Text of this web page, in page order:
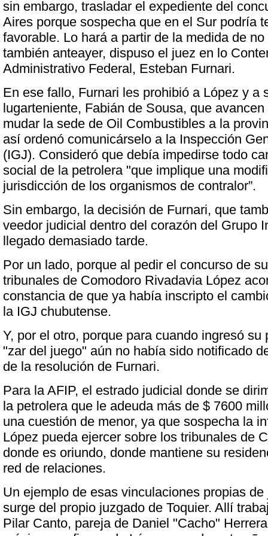
sin embargo, trasladar el expediente del
Aires porque sospecha que en el Sur podría
favorable. Lo hará a partir de la medida de
también anteayer, dispuso el juez en lo
Administrativo Federal, Esteban Furnari.
En ese fallo, Furnari les prohibió a López y a
lugarteniente, Fabián de Sousa, que
mudar la sede de Oil Combustibles a la
así ordenó comunicárselo a la Inspección
(IGJ). Consideró que debía impedirse todo
social de la petrolera "que implique una
jurisdicción de los organismos de contralor”.
Sin embargo, la decisión de Furnari, que
veedor judicial dentro del corazón del Grupo
llegado demasiado tarde.
Por un lado, porque al pedir el concurso de
tribunales de Comodoro Rivadavia López
constancia de que ya había inscripto el
la IGJ chubutense.
Y, por el otro, porque para cuando ingresó su
"zar del juego" aún no había sido notificado
de la resolución de Furnari.
Para la AFIP, el estrado judicial donde se
la petrolera que le adeuda más de $ 7600
una cuestión de menor, ya que sospecha la
López pueda ejercer sobre los tribunales de
donde es oriundo, donde mantiene su
red de relaciones.
Un ejemplo de esas vinculaciones propias
surge del propio juzgado de Toquier. Allí
Pilar Canto, pareja de Daniel "Cacho"